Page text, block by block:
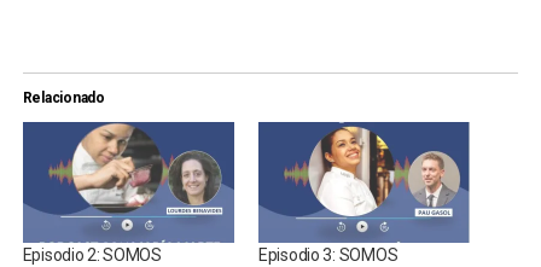
Relacionado
Episodio 2: SOMOS
Episodio 3: SOMOS